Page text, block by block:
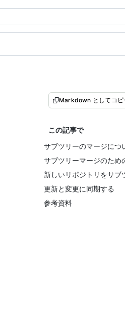
Markdown としてコピ
この記事で
サブツリーのマージにつ
サブツリーマージのため
新しいリポジトリをサブ
更新と変更に同期する
参考資料